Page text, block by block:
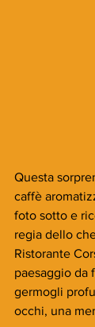
Questa
caffè
foto sotto e
regia dello
Ristorante
paesaggio da
germogli
occhi, una